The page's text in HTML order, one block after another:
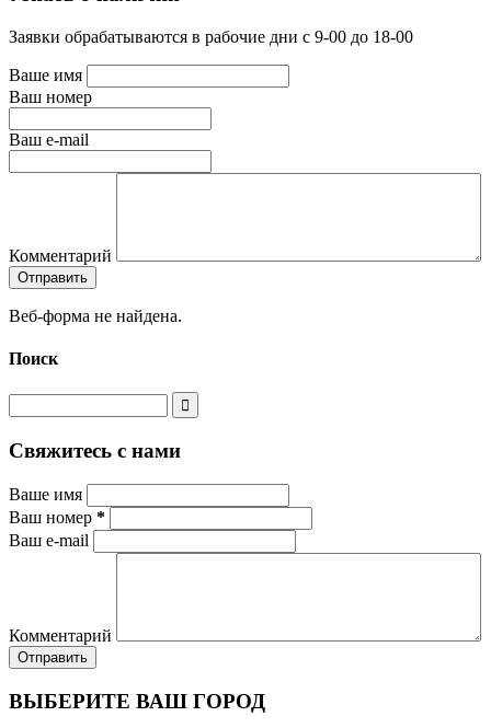
Заявки обрабатываются в рабочие дни с 9-00 до 18-00
Ваше имя
Ваш номер
Ваш e-mail
Комментарий
Веб-форма не найдена.
Поиск
Свяжитесь с нами
Ваше имя
Ваш номер *
Ваш e-mail
Комментарий
ВЫБЕРИТЕ ВАШ ГОРОД